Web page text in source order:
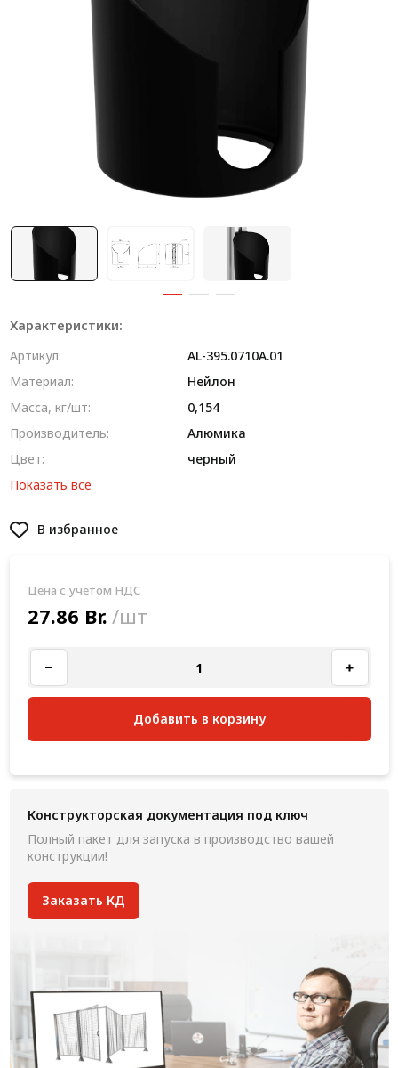
Система V-паза NEW!
Алюминиевые промышленные ограждения
Алюминиевая промышленная мебель
Крейты и кассеты Subrack systems
Профиль строительного назначения
Радиаторный алюминиевый профиль NEW!
Лист алюминиевый
Метрический крепеж
Конструкции из профиля
Услуги дополнительной обработки профиля
Характеристики:
Артикул:
AL-395.0710A.01
Материал:
Нейлон
Масса, кг/шт:
0,154
Производитель:
Алюмика
Цвет:
черный
Показать все
В избранное
Цена с учетом НДС
27.86 Br. /шт
Добавить в корзину
Конструкторская документация под ключ
Полный пакет для запуска в производство вашей
конструкции!
Заказать КД